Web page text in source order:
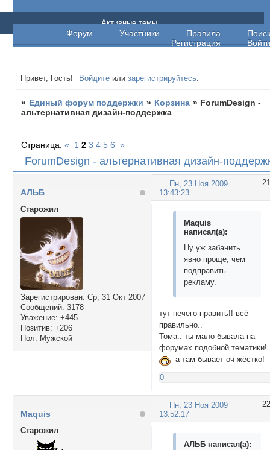
Единый форум поддержки
Форум Участники Правила
Поиск
Регистрация
Войти
Активные темы
Привет, Гость! Войдите илизарегистрируйтесь.
» Единый форум поддержки » Корзина » ForumDesign -
альтернативная дизайн-поддержка
ForumDesign - альтернативная дизайн-
Страница:« 1 2 3 4 5 6 »
21
Пн, 23 Ноя 2009
13:43:23
АЛЬБ
Cтарожил
Зарегистрирован: Ср, 31 Окт 2007
Сообщений: 3178
Уважение: +445
Позитив: +206
Пол: Мужской
Maquis
написал(а):
Ну уж забанить
явно проще, чем
подправить
рекламу.
тут нечего править!! всё
правильно..
Тома.. ты мало бывала на
форумах подобной тематики!
а там бывает оч жёстко!
0
22
Пн, 23 Ноя 2009
13:52:17
Maquis
Cтарожил
АЛЬБ написал(а):